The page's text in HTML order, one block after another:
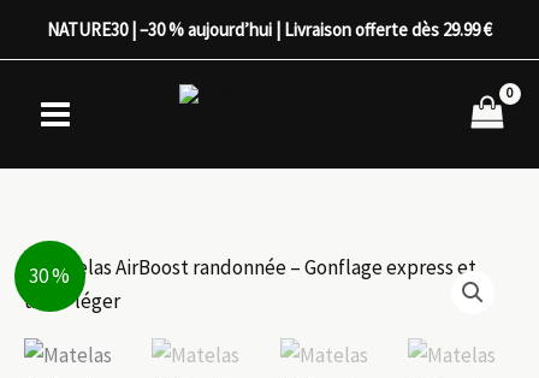
NATURE30 | –30 % aujourd’hui | Livraison offerte dès 29.99 €
30 %